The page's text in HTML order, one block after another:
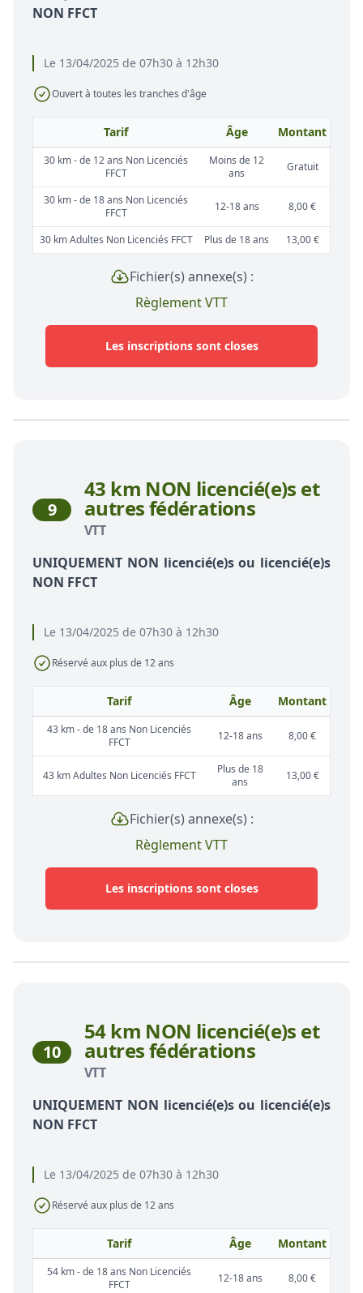
Le 13/04/2025 de 07h30 à 12h30
Ouvert à toutes les tranches d'âge
NON FFCT
Tarif Âge Montant
30 km - de 12 ans Non Licenciés
FFCT
Moins de 12
ans
Gratuit
30 km - de 18 ans Non Licenciés
FFCT
12-18 ans 8,00 €
30 km Adultes Non Licenciés FFCT Plus de 18 ans 13,00 €
Fichier(s) annexe(s) :
Règlement VTT
Les inscriptions sont closes
Le 13/04/2025 de 07h30 à 12h30
Réservé aux plus de 12 ans
9
43 km NON licencié(e)s et
autres fédérations
VTT
UNIQUEMENT NON licencié(e)s ou licencié(e)s
NON FFCT
Tarif Âge Montant
43 km - de 18 ans Non Licenciés
FFCT
12-18 ans 8,00 €
43 km Adultes Non Licenciés FFCT
Plus de 18
ans
13,00 €
Fichier(s) annexe(s) :
Règlement VTT
Les inscriptions sont closes
Le 13/04/2025 de 07h30 à 12h30
Réservé aux plus de 12 ans
10
54 km NON licencié(e)s et
autres fédérations
VTT
UNIQUEMENT NON licencié(e)s ou licencié(e)s
NON FFCT
Tarif Âge Montant
54 km - de 18 ans Non Licenciés
FFCT
12-18 ans 8,00 €